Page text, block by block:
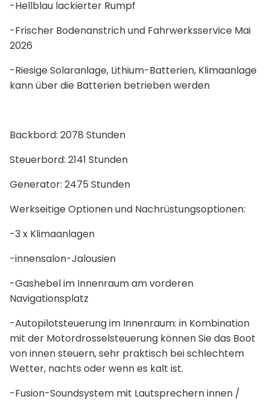
-Hellblau lackierter Rumpf
-Frischer Bodenanstrich und Fahrwerksservice Mai
2026
-Riesige Solaranlage, Lithium-Batterien, Klimaanlage
kann über die Batterien betrieben werden
Backbord: 2078 Stunden
Steuerbord: 2141 Stunden
Generator: 2475 Stunden
Werkseitige Optionen und Nachrüstungsoptionen:
-3 x Klimaanlagen
-innensalon-Jalousien
-Gashebel im Innenraum am vorderen
Navigationsplatz
-Autopilotsteuerung im Innenraum: in Kombination
mit der Motordrosselsteuerung können Sie das Boot
von innen steuern, sehr praktisch bei schlechtem
Wetter, nachts oder wenn es kalt ist.
-Fusion-Soundsystem mit Lautsprechern innen /